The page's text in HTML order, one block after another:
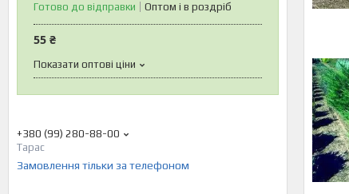
Готово до відправки Оптом і в роздріб
55 ₴
Показати оптові ціни
+380 (99) 280-88-00
Тарас
Замовлення тільки за телефоном